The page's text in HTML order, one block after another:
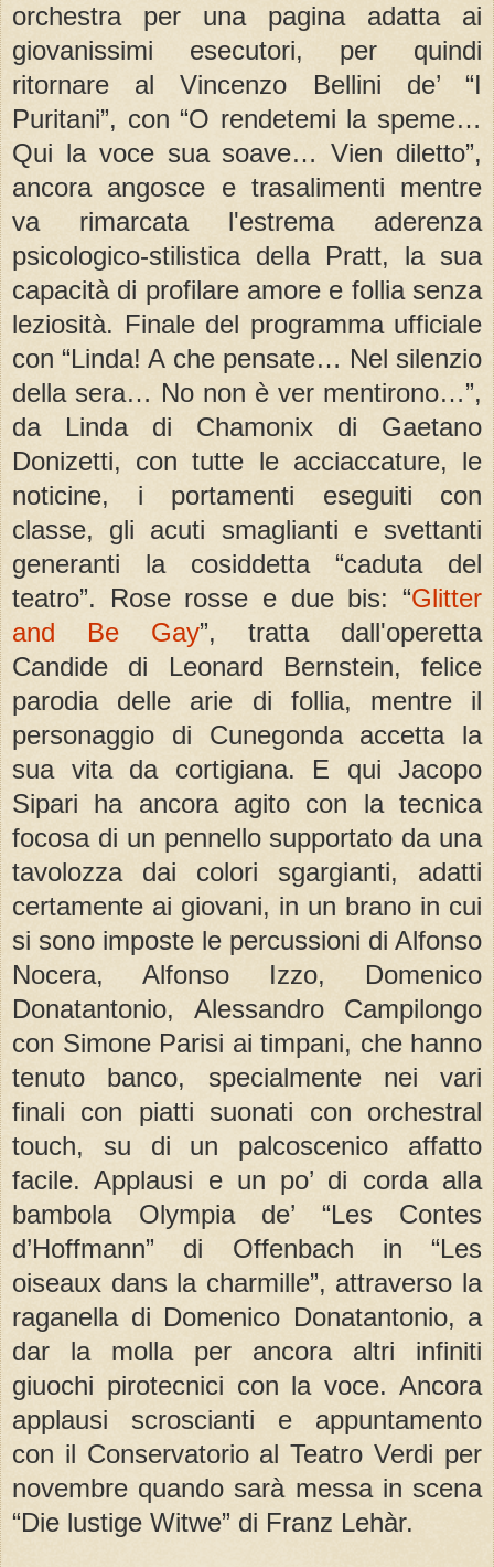
orchestra per una pagina adatta ai
giovanissimi esecutori, per quindi
ritornare al Vincenzo Bellini de’ “I
Puritani”, con “O rendetemi la speme…
Qui la voce sua soave… Vien diletto”,
ancora angosce e trasalimenti mentre
va rimarcata l'estrema aderenza
psicologico-stilistica della Pratt, la sua
capacità di profilare amore e follia senza
leziosità. Finale del programma ufficiale
con “Linda! A che pensate… Nel silenzio
della sera… No non è ver mentirono…”,
da Linda di Chamonix di Gaetano
Donizetti, con tutte le acciaccature, le
noticine, i portamenti eseguiti con
classe, gli acuti smaglianti e svettanti
generanti la cosiddetta “caduta del
teatro”. Rose rosse e due bis: “Glitter
and Be Gay”, tratta dall'operetta
Candide di Leonard Bernstein, felice
parodia delle arie di follia, mentre il
personaggio di Cunegonda accetta la
sua vita da cortigiana. E qui Jacopo
Sipari ha ancora agito con la tecnica
focosa di un pennello supportato da una
tavolozza dai colori sgargianti, adatti
certamente ai giovani, in un brano in cui
si sono imposte le percussioni di Alfonso
Nocera, Alfonso Izzo, Domenico
Donatantonio, Alessandro Campilongo
con Simone Parisi ai timpani, che hanno
tenuto banco, specialmente nei vari
finali con piatti suonati con orchestral
touch, su di un palcoscenico affatto
facile. Applausi e un po’ di corda alla
bambola Olympia de’ “Les Contes
d’Hoffmann” di Offenbach in “Les
oiseaux dans la charmille”, attraverso la
raganella di Domenico Donatantonio, a
dar la molla per ancora altri infiniti
giuochi pirotecnici con la voce. Ancora
applausi scroscianti e appuntamento
con il Conservatorio al Teatro Verdi per
novembre quando sarà messa in scena
“Die lustige Witwe” di Franz Lehàr.